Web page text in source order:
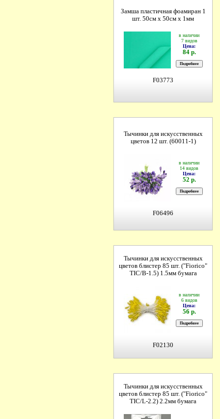
Замша пластичная фоамиран 1
шт. 50см х 50см х 1мм
в наличии
7 видов
Цена:
84 р.
F03773
Тычинки для искусственных
цветов 12 шт. (60011-1)
в наличии
14 видов
Цена:
52 р.
F06496
Тычинки для искусственных
цветов блистер 85 шт. ("Fiorico"
TIC/B-1.5) 1.5мм бумага
в наличии
6 видов
Цена:
56 р.
F02130
Тычинки для искусственных
цветов блистер 85 шт. ("Fiorico"
TIC/L-2.2) 2.2мм бумага